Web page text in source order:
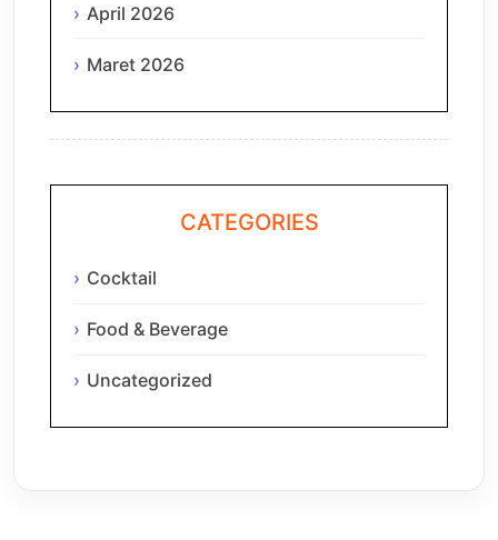
April 2026
Maret 2026
CATEGORIES
Cocktail
Food & Beverage
Uncategorized